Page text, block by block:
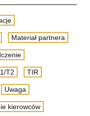
Materiał partnera
T2 TIR
Uwaga
kierowców